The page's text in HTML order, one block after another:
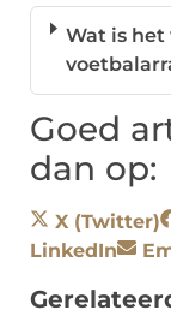
Wat is het
Goed
dan op:
X (Twitter)
LinkedIn